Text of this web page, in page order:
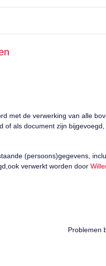
met de verwerking van alle
of als document zijn
(persoons)gegevens,
verwerkt worden door
Problemen